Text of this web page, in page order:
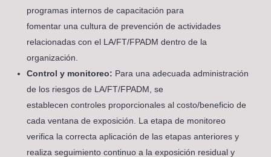
programas internos de capacitación para
fomentar una cultura de prevención de actividades
relacionadas con el LA/FT/FPADM dentro de la
organización.
Control y monitoreo: Para una adecuada administración
de los riesgos de LA/FT/FPADM, se
establecen controles proporcionales al costo/beneficio de
cada ventana de exposición. La etapa de monitoreo
verifica la correcta aplicación de las etapas anteriores y
realiza seguimiento continuo a la exposición residual y